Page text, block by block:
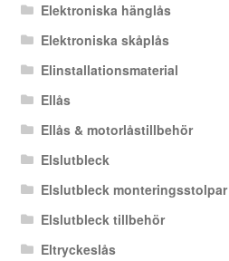
Elektroniska hänglås
Elektroniska skåplås
Elinstallationsmaterial
Ellås
Ellås & motorlåstillbehör
Elslutbleck
Elslutbleck monteringsstolpar
Elslutbleck tillbehör
Eltryckeslås